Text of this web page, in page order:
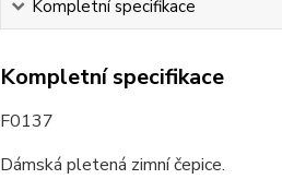
Kompletní specifikace
Kompletní specifikace
F0137
Dámská pletená zimní čepice.